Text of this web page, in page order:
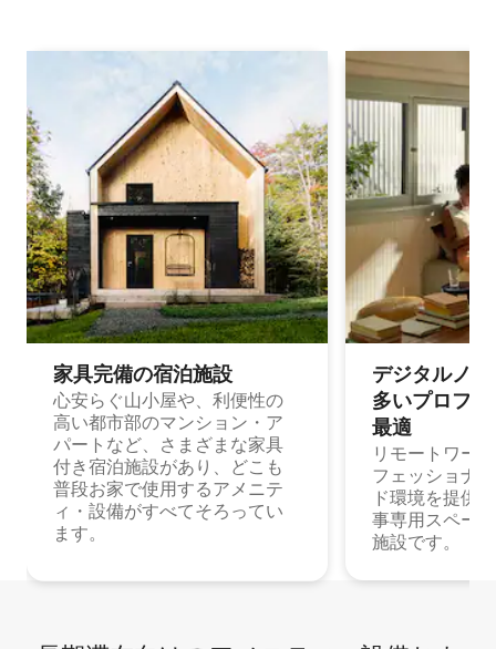
家具完備の宿⁠泊⁠施⁠設
心安らぐ山小屋や、利便性の
高い都市部のマンション・ア
パートなど、さまざまな家具
付き宿泊施設があり、どこも
普段お家で使用するアメニテ
ィ・設備がすべてそろってい
ます。
デジタルノ
多⁠いプ⁠ロ⁠フ⁠
最⁠適
リモートワー
フェッショナ
ド環境を提供
事専用スペー
施設です。